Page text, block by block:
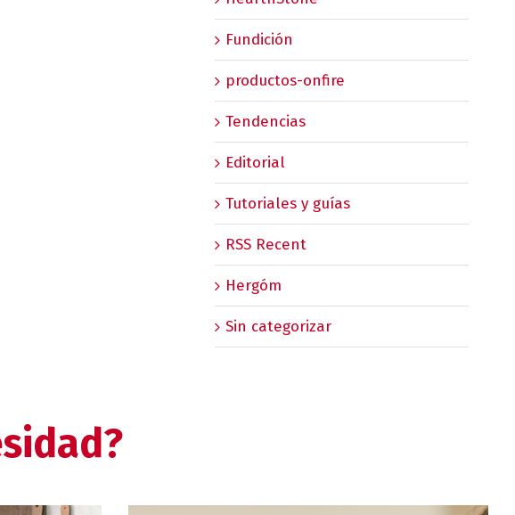
Fundición
productos-onfire
Tendencias
Editorial
Tutoriales y guías
RSS Recent
Hergóm
Sin categorizar